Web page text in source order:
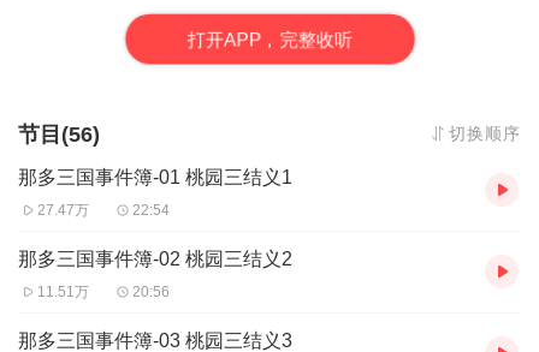
打开APP，完整收听
节目(56) 切换顺序
那多三国事件簿-01 桃园三结义1
27.47万 22:54
那多三国事件簿-02 桃园三结义2
11.51万 20:56
那多三国事件簿-03 桃园三结义3